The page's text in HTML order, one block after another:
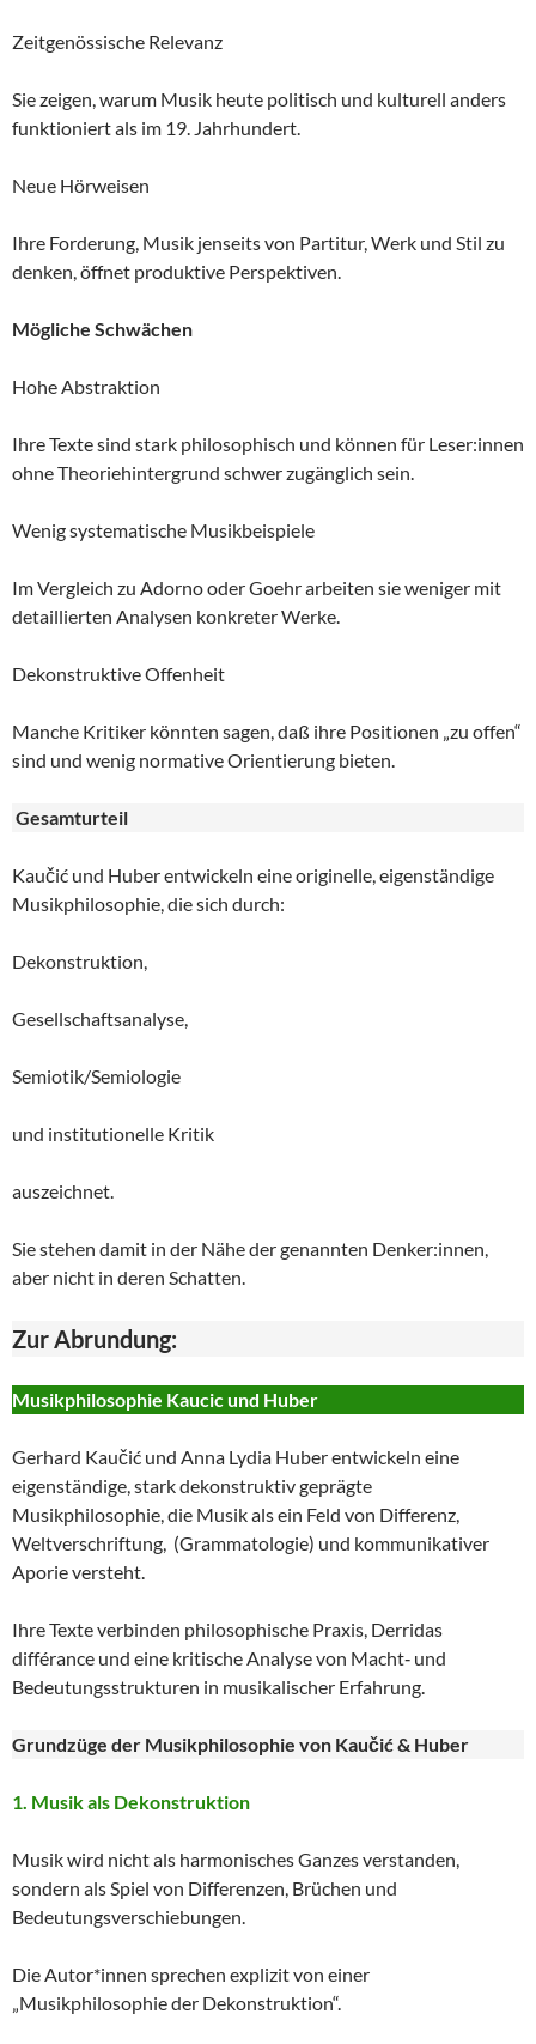
Zeitgenössische Relevanz
Sie zeigen, warum Musik heute politisch und kulturell anders
funktioniert als im 19. Jahrhundert.
Neue Hörweisen
Ihre Forderung, Musik jenseits von Partitur, Werk und Stil zu
denken, öffnet produktive Perspektiven.
Mögliche Schwächen
Hohe Abstraktion
Ihre Texte sind stark philosophisch und können für Leser:innen
ohne Theoriehintergrund schwer zugänglich sein.
Wenig systematische Musikbeispiele
Im Vergleich zu Adorno oder Goehr arbeiten sie weniger mit
detaillierten Analysen konkreter Werke.
Dekonstruktive Offenheit
Manche Kritiker könnten sagen, daß ihre Positionen „zu offen“
sind und wenig normative Orientierung bieten.
Gesamturteil
Kaučić und Huber entwickeln eine originelle, eigenständige
Musikphilosophie, die sich durch:
Dekonstruktion,
Gesellschaftsanalyse,
Semiotik/Semiologie
und institutionelle Kritik
auszeichnet.
Sie stehen damit in der Nähe der genannten Denker:innen,
aber nicht in deren Schatten.
Zur Abrundung:
Musikphilosophie Kaucic und Huber
Gerhard Kaučić und Anna Lydia Huber entwickeln eine
eigenständige, stark dekonstruktiv geprägte
Musikphilosophie, die Musik als ein Feld von Differenz,
Weltverschriftung, (Grammatologie) und kommunikativer
Aporie versteht.
Ihre Texte verbinden philosophische Praxis, Derridas
différance und eine kritische Analyse von Macht‑ und
Bedeutungsstrukturen in musikalischer Erfahrung.
Grundzüge der Musikphilosophie von Kaučić & Huber
1. Musik als Dekonstruktion
Musik wird nicht als harmonisches Ganzes verstanden,
sondern als Spiel von Differenzen, Brüchen und
Bedeutungsverschiebungen.
Die Autor*innen sprechen explizit von einer
„Musikphilosophie der Dekonstruktion“.